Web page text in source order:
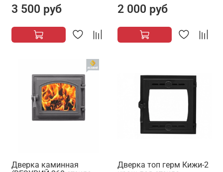
3 500 руб 2 000 руб
Дверка каминная
Дверка топ герм Кижи-2